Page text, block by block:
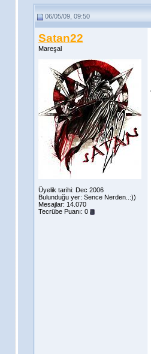
06/05/09, 09:50
Satan22
Mareşal
Üyelik tarihi: Dec 2006
Bulunduğu yer: Sence Nerden..:))
Mesajlar: 14.070
Tecrübe Puanı: 0